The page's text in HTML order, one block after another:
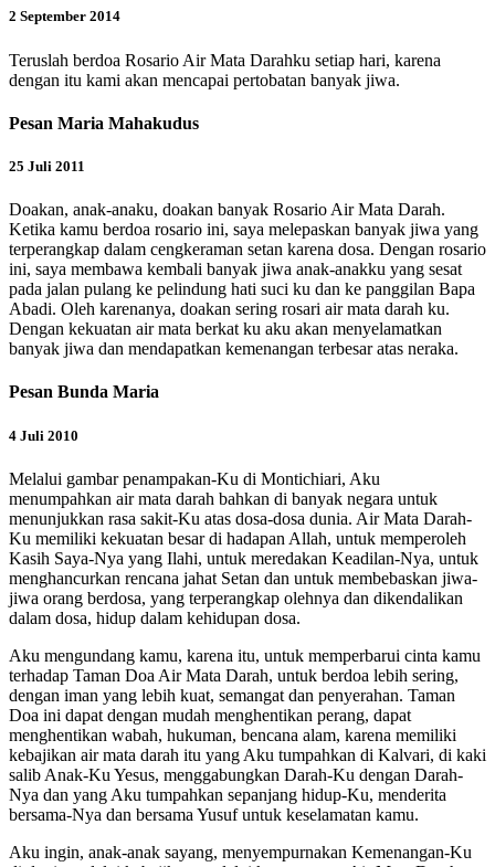
2 September 2014
Teruslah berdoa Rosario Air Mata Darahku setiap hari, karena
dengan itu kami akan mencapai pertobatan banyak jiwa.
Pesan Maria Mahakudus
25 Juli 2011
Doakan, anak-anaku, doakan banyak Rosario Air Mata Darah.
Ketika kamu berdoa rosario ini, saya melepaskan banyak jiwa yang
terperangkap dalam cengkeraman setan karena dosa. Dengan rosario
ini, saya membawa kembali banyak jiwa anak-anakku yang sesat
pada jalan pulang ke pelindung hati suci ku dan ke panggilan Bapa
Abadi. Oleh karenanya, doakan sering rosari air mata darah ku.
Dengan kekuatan air mata berkat ku aku akan menyelamatkan
banyak jiwa dan mendapatkan kemenangan terbesar atas neraka.
Pesan Bunda Maria
4 Juli 2010
Melalui gambar penampakan-Ku di Montichiari, Aku
menumpahkan air mata darah bahkan di banyak negara untuk
menunjukkan rasa sakit-Ku atas dosa-dosa dunia. Air Mata Darah-
Ku memiliki kekuatan besar di hadapan Allah, untuk memperoleh
Kasih Saya-Nya yang Ilahi, untuk meredakan Keadilan-Nya, untuk
menghancurkan rencana jahat Setan dan untuk membebaskan jiwa-
jiwa orang berdosa, yang terperangkap olehnya dan dikendalikan
dalam dosa, hidup dalam kehidupan dosa.
Aku mengundang kamu, karena itu, untuk memperbarui cinta kamu
terhadap Taman Doa Air Mata Darah, untuk berdoa lebih sering,
dengan iman yang lebih kuat, semangat dan penyerahan. Taman
Doa ini dapat dengan mudah menghentikan perang, dapat
menghentikan wabah, hukuman, bencana alam, karena memiliki
kebajikan air mata darah itu yang Aku tumpahkan di Kalvari, di kaki
salib Anak-Ku Yesus, menggabungkan Darah-Ku dengan Darah-
Nya dan yang Aku tumpahkan sepanjang hidup-Ku, menderita
bersama-Nya dan bersama Yusuf untuk keselamatan kamu.
Aku ingin, anak-anak sayang, menyempurnakan Kemenangan-Ku